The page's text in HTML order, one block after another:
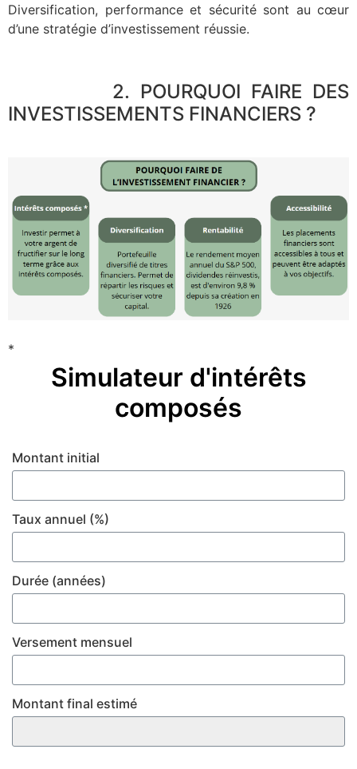
Diversification, performance et sécurité sont au cœur
d’une stratégie d’investissement réussie.
2. POURQUOI FAIRE DES
INVESTISSEMENTS FINANCIERS ?
*
Simulateur d'intérêts
composés
Montant initial
Taux annuel (%)
Durée (années)
Versement mensuel
Montant final estimé